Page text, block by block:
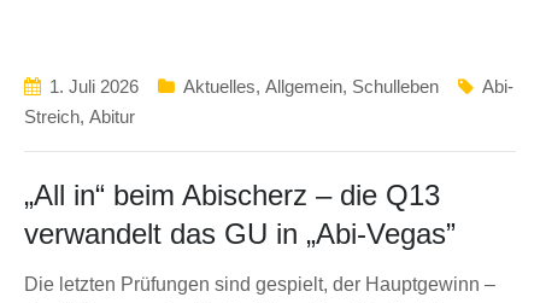
1. Juli 2026 Aktuelles, Allgemein, Schulleben
Abi-
Streich, Abitur
„All in“ beim Abischerz – die Q13
verwandelt das GU in „Abi-Vegas”
Die letzten Prüfungen sind gespielt, der Hauptgewinn –